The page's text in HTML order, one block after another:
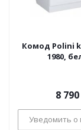
Комод Polini
1980,
8 790
Уведомить о